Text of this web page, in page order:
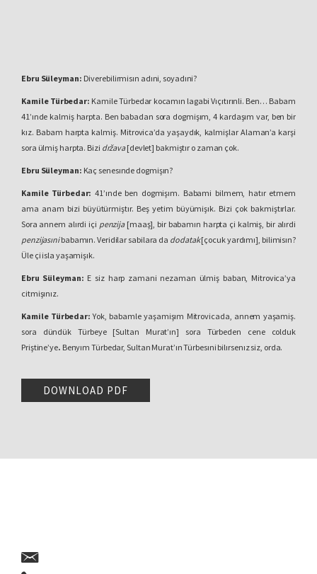
Ebru Süleyman: Diverebilirmisın adıni, soyadıni?
Kamile Türbedar: Kamile Türbedar kocamın lagabi Vıçıtırınli. Ben… Babam
41’ınde kalmiş harpta. Ben babadan sora dogmişım, 4 kardaşım var, ben bir
kız. Babam harpta kalmiş. Mitrovica’da yaşaydık, kalmişlar Alaman’a karşi
sora ülmiş harpta. Bizi država[devlet] bakmiştır o zaman çok.
Ebru Süleyman: Kaç senesınde dogmişın?
Kamile Türbedar: 41’ınde ben dogmişım. Babami bilmem, hatır etmem
ama anam bizi büyütürmiştır. Beş yetim büyümişık. Bizi çok bakmiştırlar.
Sora annem alırdi içi penzija [maaş], bir babamın harpta çi kalmiş, bir alırdi
penzijasınibabamın. Veridilar sabilara da dodatak[çocuk yardımı], bilimisın?
Üle çi isla yaşamişık.
Ebru Süleyman: E siz harp zamani nezaman ülmiş baban, Mitrovica’ya
citmişınız.
Kamile Türbedar: Yok, babamle yaşamişım Mitrovicada, annem yaşamiş.
sora dündük Türbeye [Sultan Murat’ın] sora Türbeden cene colduk
Priştine’ye. Benyım Türbedar, Sultan Murat’ın Türbesıni bilırsenız siz, orda.
Kamile Türbedar:Türbedar ailesi, var idi… Üç amicam var idi, üç kardaş
sora dogmişım. Babami almişlar Alamanlara karşi sora ülmiş harpta, sora
DOWNLOAD PDF